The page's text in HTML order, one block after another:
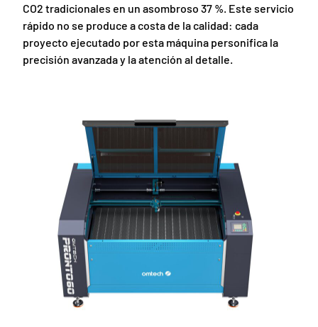
CO2 tradicionales en un asombroso 37 %. Este servicio
rápido no se produce a costa de la calidad: cada
proyecto ejecutado por esta máquina personifica la
precisión avanzada y la atención al detalle.